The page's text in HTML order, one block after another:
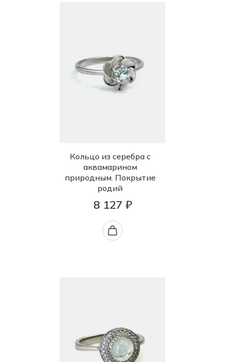
Кольцо из серебра с
аквамарином
природным. Покрытие
родий
8 127 ₽